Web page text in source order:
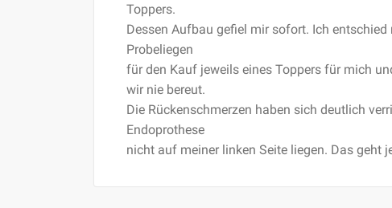
Toppers.
Dessen Aufbau gefiel mir sofort. Ich
Probeliegen
für den Kauf jeweils eines Toppers für mich
wir nie bereut.
Die Rückenschmerzen haben sich deutlich
Endoprothese
nicht auf meiner linken Seite liegen. Das geht